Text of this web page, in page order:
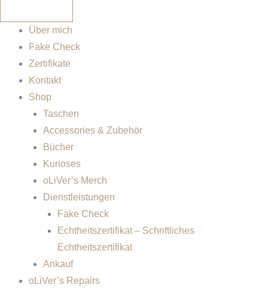
Über mich
Fake Check
Zertifikate
Kontakt
Shop
Taschen
Accessories & Zubehör
Bücher
Kurioses
oLiVer’s Merch
Dienstleistungen
Fake Check
Echtheitszertifikat – Schriftliches
Echtheitszertifikat
Ankauf
oLiVer’s Repairs